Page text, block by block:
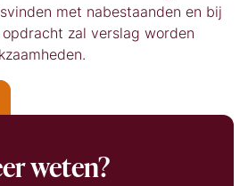
met nabestaanden en bij
zal verslag worden
weten?